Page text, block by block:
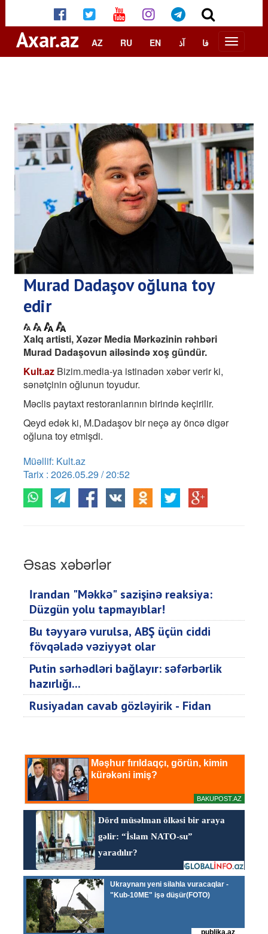
Axar.az AZ RU EN آذ فا
Murad Dadaşov oğluna toy
edir
Xalq artisti, Xəzər Media Mərkəzinin rəhbəri
Murad Dadaşovun ailəsində xoş gündür.
Kult.az Bizim.media-ya istinadən xəbər verir ki,
sənətçinin oğlunun toyudur.
Məclis paytaxt restoranlarının birində keçirilir.
Qeyd edək ki, M.Dadaşov bir neçə ay öncə digər
oğluna toy etmişdi.
Müəllif: Kult.az
Tarix : 2026.05.29 / 20:52
Əsas xəbərlər
İrandan "Məkkə" sazişinə reaksiya:
Düzgün yolu tapmayıblar!
Bu təyyarə vurulsa, ABŞ üçün ciddi
fövqəladə vəziyyət olar
Putin sərhədləri bağlayır: səfərbərlik
hazırlığı...
Rusiyadan cavab gözləyirik - Fidan